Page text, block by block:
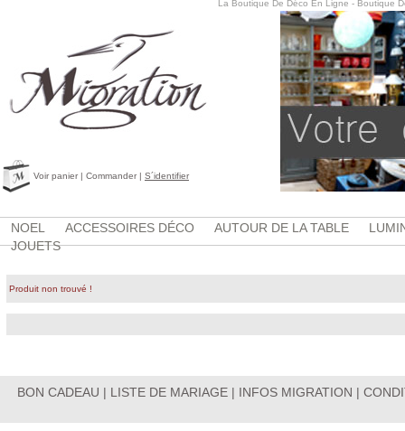
La Boutique De Déco En Ligne - Boutique
Voir panier | Commander | S´identifier
NOEL ACCESSOIRES DÉCO AUTOUR DE LA TABLE
JOUETS
Produit non trouvé !
BON CADEAU | LISTE DE MARIAGE| INFOS MIGRATION |